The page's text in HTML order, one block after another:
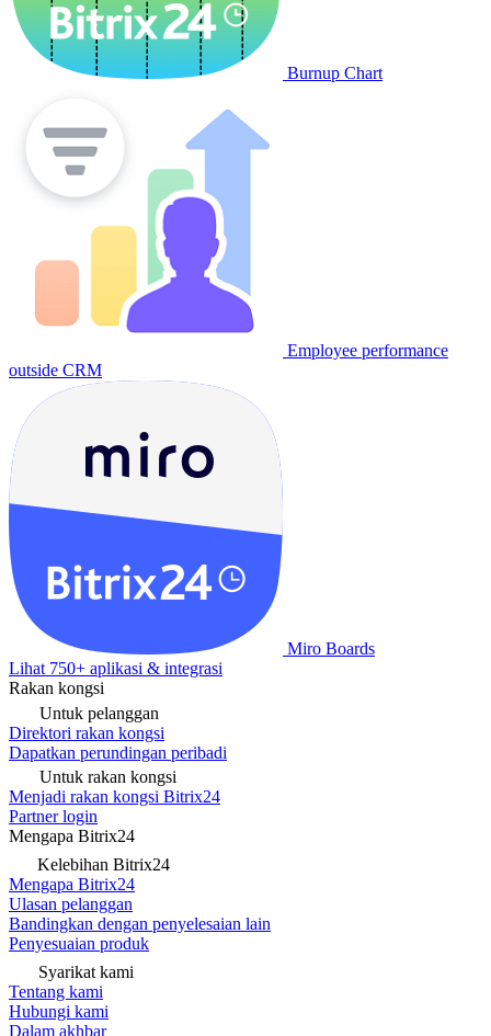
Burnup Chart
Employee performance
outside CRM
Miro Boards
Lihat 750+ aplikasi & integrasi
Rakan kongsi
Untuk pelanggan
Direktori rakan kongsi
Dapatkan perundingan peribadi
Untuk rakan kongsi
Menjadi rakan kongsi Bitrix24
Partner login
Mengapa Bitrix24
Kelebihan Bitrix24
Mengapa Bitrix24
Ulasan pelanggan
Bandingkan dengan penyelesaian lain
Penyesuaian produk
Syarikat kami
Tentang kami
Hubungi kami
Dalam akhbar